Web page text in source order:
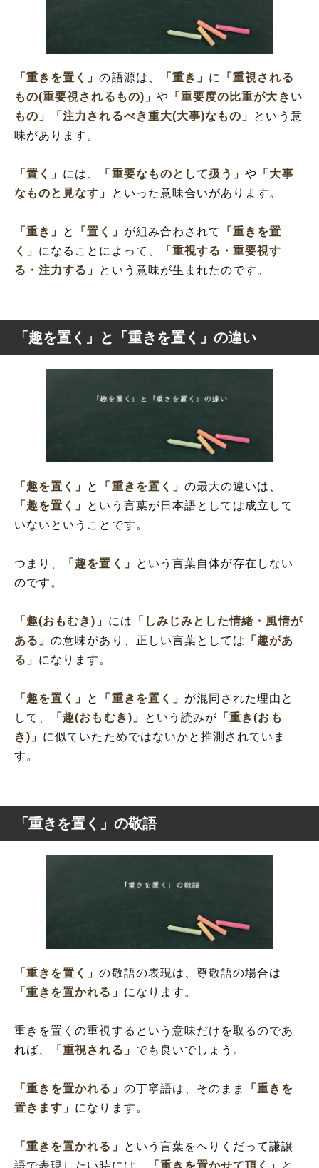
「重きを置く」の語源は、 「重き」 に
「重視される
もの(重要視されるもの)」 や 「重要度の比重が大きい
もの」
「注力されるべき重大(大事)なもの」 という意
味があります。
「置く」 には、 「重要なものとして扱う」や 「大事
なものと見なす」
といった意味合いがあります。
「重き」 と 「置く」 が組み合わされて
「重きを置
く」 になることによって、
「重視する・重要視す
る・注力する」 という意味が生まれたのです。
「趣を置く」と「重きを置く」の違い
「趣を置く」 と 「重きを置く」 の最大の違いは、
「趣を置く」 という言葉が日本語としては成立して
いないということです。
つまり、 「趣を置く」
という言葉自体が存在しない
のです。
「趣(おもむき)」 には
「しみじみとした情緒・風情が
ある」の意味があり、正しい言葉としては
「趣があ
る」 になります。
「趣を置く」 と 「重きを置く」 が混同された理由と
して、
「趣(おもむき)」 という読みが 「重き(おも
き)」 に似ていたためではないかと推測されていま
す。
「重きを置く」の敬語
「重きを置く」の敬語の表現は、尊敬語の場合は
「重きを置かれる」 になります。
重きを置くの重視するという意味だけを取るのであ
れば、
「重視される」 でも良いでしょう。
「重きを置かれる」 の丁寧語は、そのまま
「重きを
置きます」 になります。
「重きを置かれる」
という言葉をへりくだって謙譲
語で表現したい時には、
「重きを置かせて頂く」 と